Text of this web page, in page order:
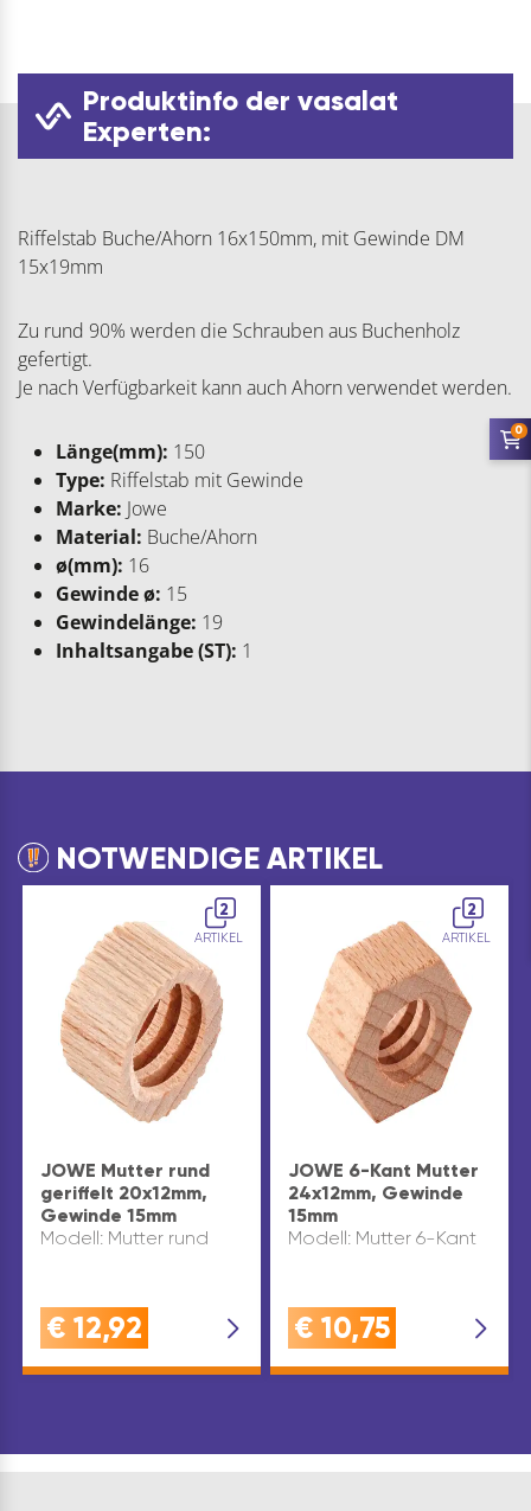
Produktinfo der vasalat
Experten:
Riffelstab Buche/Ahorn 16x150mm, mit Gewinde DM
15x19mm
Zu rund 90% werden die Schrauben aus Buchenholz
gefertigt.
Je nach Verfügbarkeit kann auch Ahorn verwendet werden.
Länge(mm): 150
Type: Riffelstab mit Gewinde
Marke: Jowe
Material: Buche/Ahorn
ø(mm): 16
Gewinde ø: 15
Gewindelänge: 19
Inhaltsangabe (ST): 1
NOTWENDIGE ARTIKEL
2
ARTIKEL
JOWE Mutter rund
geriffelt 20x12mm,
Gewinde 15mm
Modell: Mutter rund
€ 12,92
2
ARTIKEL
JOWE 6-Kant Mutter
24x12mm, Gewinde
15mm
Modell: Mutter 6-Kant
€ 10,75
0